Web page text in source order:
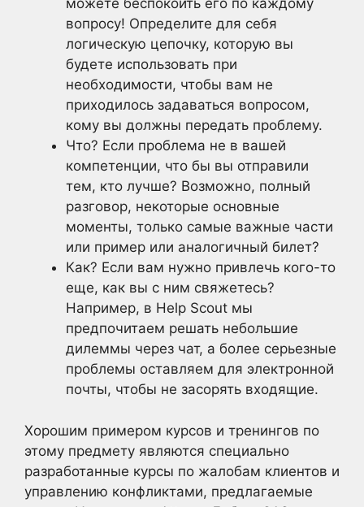
можете беспокоить его по каждому
вопросу! Определите для себя
логическую цепочку, которую вы
будете использовать при
необходимости, чтобы вам не
приходилось задаваться вопросом,
кому вы должны передать проблему.
Что? Если проблема не в вашей
компетенции, что бы вы отправили
тем, кто лучше? Возможно, полный
разговор, некоторые основные
моменты, только самые важные части
или пример или аналогичный билет?
Как? Если вам нужно привлечь кого-то
еще, как вы с ним свяжетесь?
Например, в Help Scout мы
предпочитаем решать небольшие
дилеммы через чат, а более серьезные
проблемы оставляем для электронной
почты, чтобы не засорять входящие.
Хорошим примером курсов и тренингов по
этому предмету являются специально
разработанные курсы по жалобам клиентов и
управлению конфликтами, предлагаемые